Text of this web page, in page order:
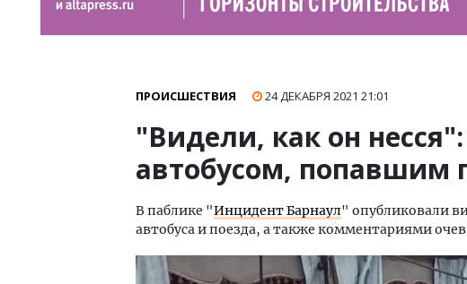
ПРОИСШЕСТВИЯ 24 ДЕКАБРЯ 2021 21:01
"Видели, как он
автобусом, попавшим
В паблике "Инцидент Барнаул" опубликовали
автобуса и поезда, а также комментариями